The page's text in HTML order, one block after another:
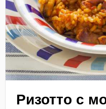
Ризотто с